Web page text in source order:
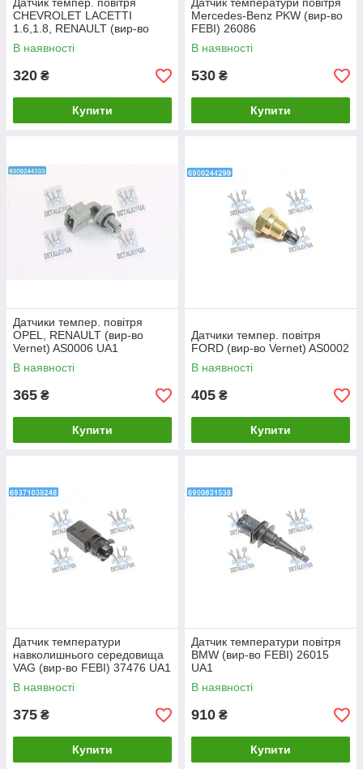
CHEVROLET LACETTI
1.6,1.8, RENAULT (вир-во
Vernet) AS0001 UA1
В наявності
320 ₴
Купити
Mercedes-Benz PKW (вир-во
FEBI) 26086
В наявності
530 ₴
Купити
Датчики темпер. повітря
OPEL, RENAULT (вир-во
Vernet) AS0006 UA1
В наявності
365 ₴
Купити
Датчики темпер. повітря
FORD (вир-во Vernet) AS0002
В наявності
405 ₴
Купити
Датчик температури
навколишнього середовища
VAG (вир-во FEBI) 37476 UA1
В наявності
375 ₴
Купити
Датчик температури повітря
BMW (вир-во FEBI) 26015
UA1
В наявності
910 ₴
Купити